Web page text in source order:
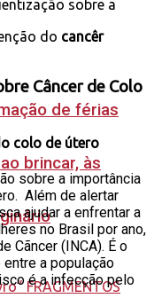
de férias
brincar, às
sobre a
do cancêr
Câncer de Colo
colo de útero
sobre a importância
Além de alertar
ajudar a enfrentar a
no Brasil por ano,
Cãncer (INCA). É o
a população
é a infecção pelo